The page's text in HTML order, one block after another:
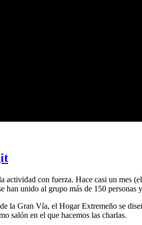
actividad con fuerza. Hace casi un mes
han unido al grupo más de 150 personas
la Gran Vía, el Hogar Extremeño se
salón en el que hacemos las charlas.